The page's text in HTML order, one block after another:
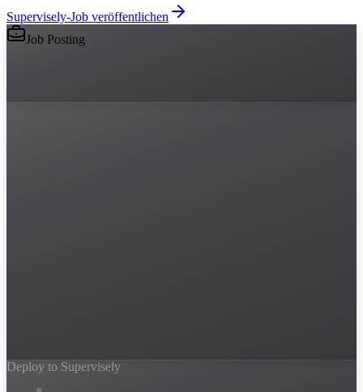
Supervisely-Job veröffentlichen
Job Posting
Deploy to Supervisely